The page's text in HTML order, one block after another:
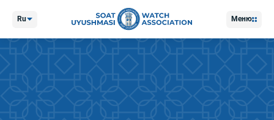
Ru Меню